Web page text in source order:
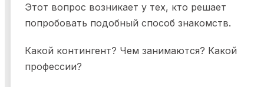
Этот вопрос возникает у тех, кто решает
попробовать подобный способ знакомств.
Какой контингент? Чем занимаются? Какой
профессии?